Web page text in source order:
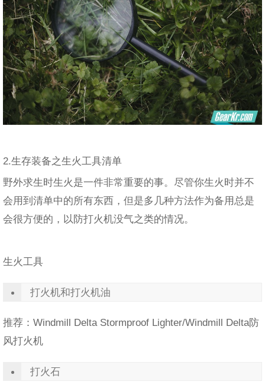
2.生存装备之生火工具清单
野外求生时生火是一件非常重要的事。尽管你生火时并不
会用到清单中的所有东西，但是多几种方法作为备用总是
会很方便的，以防打火机没气之类的情况。
生火工具
打火机和打火机油
推荐：Windmill Delta Stormproof Lighter/Windmill Delta防
风打火机
打火石